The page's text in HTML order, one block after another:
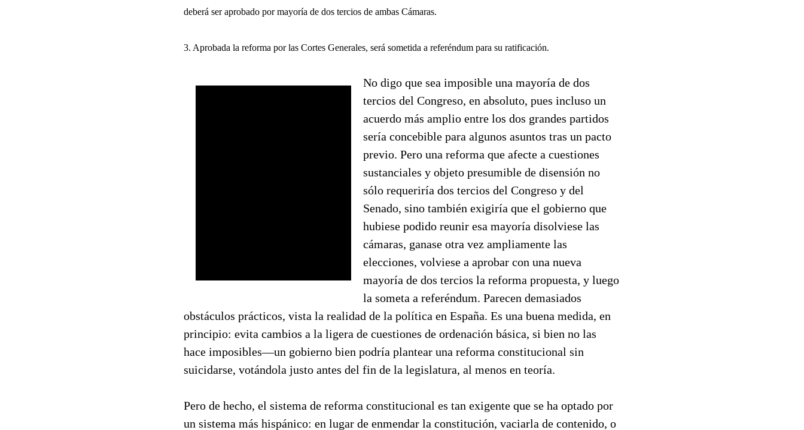
deberá ser aprobado por mayoría de dos tercios de ambas Cámaras.
3. Aprobada la reforma por las Cortes Generales, será sometida a referéndum para su ratificación.
No digo que sea imposible una mayoría de dos
tercios del Congreso, en absoluto, pues incluso un
acuerdo más amplio entre los dos grandes partidos
sería concebible para algunos asuntos tras un pacto
previo. Pero una reforma que afecte a cuestiones
sustanciales y objeto presumible de disensión no
sólo requeriría dos tercios del Congreso y del
Senado, sino también exigiría que el gobierno que
hubiese podido reunir esa mayoría disolviese las
cámaras, ganase otra vez ampliamente las
elecciones, volviese a aprobar con una nueva
mayoría de dos tercios la reforma propuesta, y luego
la someta a referéndum. Parecen demasiados
obstáculos prácticos, vista la realidad de la política en España. Es una buena medida, en
principio: evita cambios a la ligera de cuestiones de ordenación básica, si bien no las
hace imposibles—un gobierno bien podría plantear una reforma constitucional sin
suicidarse, votándola justo antes del fin de la legislatura, al menos en teoría.
Pero de hecho, el sistema de reforma constitucional es tan exigente que se ha optado por
un sistema más hispánico: en lugar de enmendar la constitución, vaciarla de contenido, o